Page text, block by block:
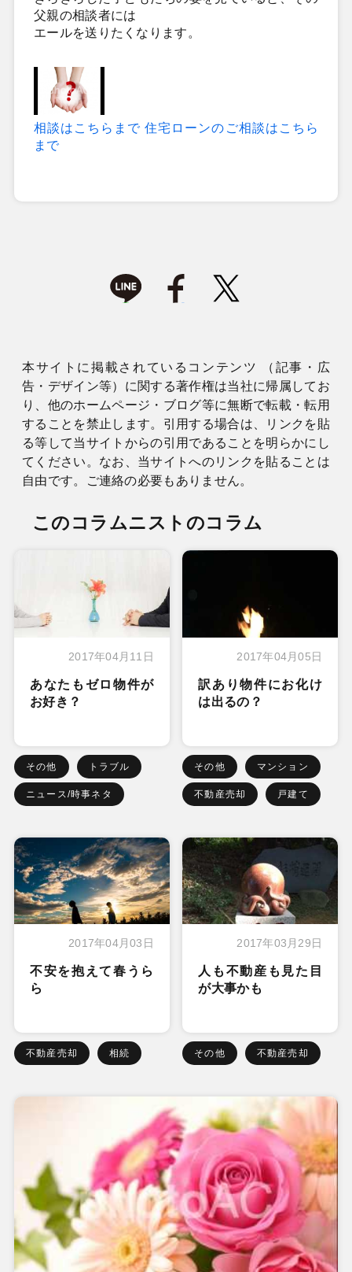
父親の相談者には
エールを送りたくなります。
相談はこちらまで 住宅ローンのご相談はこちら
まで
本サイトに掲載されているコンテンツ （記事・広
告・デザイン等）に関する著作権は当社に帰属してお
り、他のホームページ・ブログ等に無断で転載・転用
することを禁止します。引用する場合は、リンクを貼
る等して当サイトからの引用であることを明らかにし
てください。なお、当サイトへのリンクを貼ることは
自由です。ご連絡の必要もありません。
このコラムニストのコラム
2017年04月11日
あなたもゼロ物件が
お好き？
その他 トラブル
ニュース/時事ネタ
2017年04月05日
訳あり物件にお化け
は出るの？
その他 マンション
不動産売却 戸建て
2017年04月03日
不安を抱えて春うら
ら
不動産売却 相続
2017年03月29日
人も不動産も見た目
が大事かも
その他 不動産売却